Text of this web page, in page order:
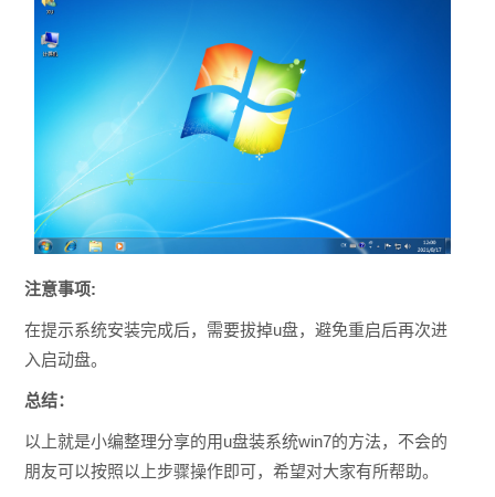
注意事项:
在提示系统安装完成后，需要拔掉u盘，避免重启后再次进
入启动盘。
总结：
以上就是小编整理分享的用u盘装系统win7的方法，不会的
朋友可以按照以上步骤操作即可，希望对大家有所帮助。